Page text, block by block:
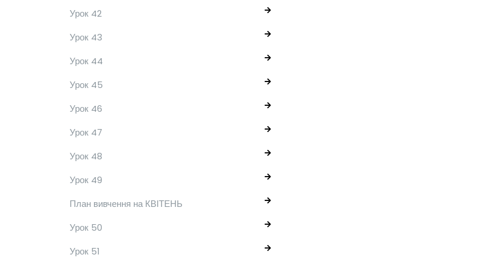
Урок 42
Урок 43
Урок 44
Урок 45
Урок 46
Урок 47
Урок 48
Урок 49
План вивчення на КВІТЕНЬ
Урок 50
Урок 51